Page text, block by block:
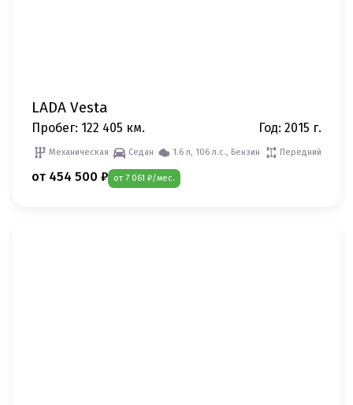
LADA Vesta
Пробег: 122 405 км. Год: 2015 г.
Механическая Седан 1.6 л, 106 л.с., Бензин Передний
от 454 500 ₽ от 7 061 ₽/мес.